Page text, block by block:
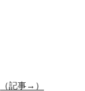
（記事→）